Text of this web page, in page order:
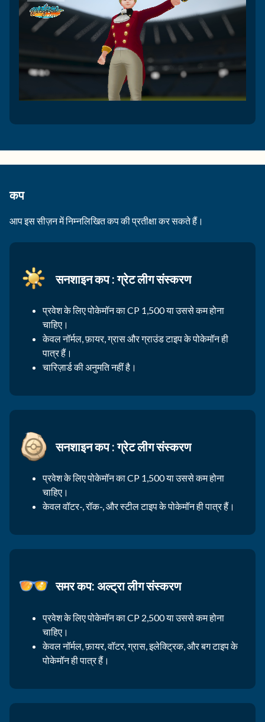
कप
आप इस सीज़न में निम्नलिखित कप की प्रतीक्षा कर सकते हैं।
सनशाइन कप : ग्रेट लीग संस्करण
प्रवेश के लिए पोकेमॉन का CP 1,500 या उससे कम होना
चाहिए।
केवल नॉर्मल, फ़ायर, ग्रास और ग्राउंड टाइप के पोकेमॉन ही
पात्र हैं।
चारिज़ार्ड की अनुमति नहीं है।
सनशाइन कप : ग्रेट लीग संस्करण
प्रवेश के लिए पोकेमॉन का CP 1,500 या उससे कम होना
चाहिए।
केवल वॉटर-, रॉक-, और स्टील टाइप के पोकेमॉन ही पात्र हैं।
समर कप: अल्ट्रा लीग संस्करण
प्रवेश के लिए पोकेमॉन का CP 2,500 या उससे कम होना
चाहिए।
केवल नॉर्मल, फ़ायर, वॉटर, ग्रास, इलेक्ट्रिक, और बग टाइप के
पोकेमॉन ही पात्र हैं।